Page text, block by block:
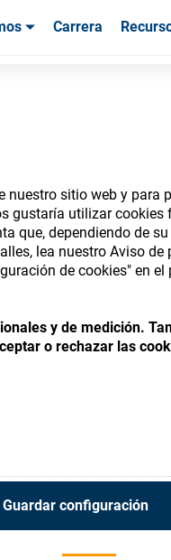
sitio web y para
gustaría utilizar cookies
que, dependiendo de
lea nuestro Aviso de
de cookies" en
y de medición.
o rechazar las
Guardar configuración
Carrera
explore our